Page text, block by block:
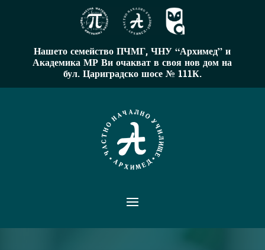
Нашето семейство ПЧМГ, ЧНУ “Архимед” и
Академика МР Ви очакват в своя нов дом на
бул. Цариградско шосе № 111К.